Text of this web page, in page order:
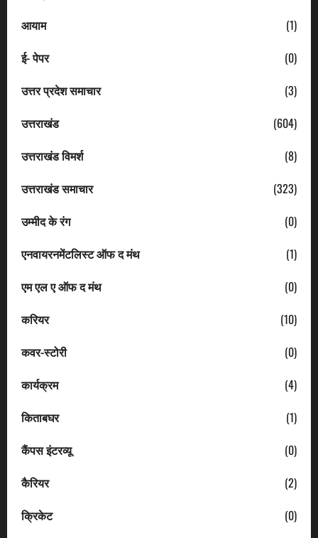
आयाम
(1)
ई- पेपर
(0)
उत्तर प्रदेश समाचार
(3)
उत्तराखंड
(604)
उत्तराखंड विमर्श
(8)
उत्तराखंड समाचार
(323)
उम्मीद के रंग
(0)
एनवायरनमेंटलिस्ट ऑफ द मंथ
(1)
एम एल ए ऑफ द मंथ
(0)
करियर
(10)
कवर-स्टोरी
(0)
कार्यक्रम
(4)
किताबघर
(1)
कैंपस इंटरव्यू
(0)
कैरियर
(2)
क्रिकेट
(0)